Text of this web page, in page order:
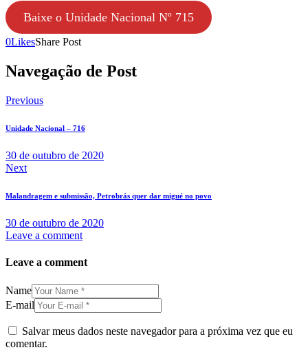
Baixe o Unidade Nacional Nº 715
0LikesShare Post
Navegação de Post
Previous
Unidade Nacional – 716
30 de outubro de 2020
Next
Malandragem e submissão, Petrobrás quer dar migué no povo
30 de outubro de 2020
Leave a comment
Leave a comment
Name
E-mail
Salvar meus dados neste navegador para a próxima vez que eu
comentar.